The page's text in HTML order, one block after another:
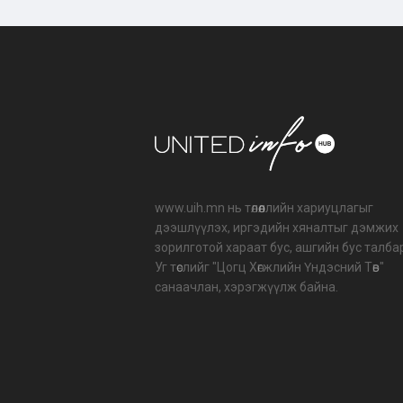
www.uih.mn нь төлөөллийн хариуцлагыг
дээшлүүлэх, иргэдийн хяналтыг дэмжих
зорилготой хараат бус, ашгийн бус
Уг төслийг "Цогц Хөгжлийн Үндэсний Төв"
санаачлан, хэрэгжүүлж байна.